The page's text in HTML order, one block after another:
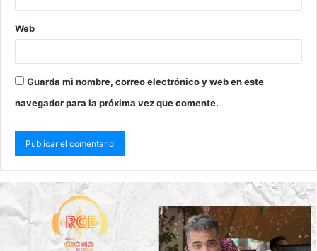
Web
Guarda mi nombre, correo electrónico y web en este
navegador para la próxima vez que comente.